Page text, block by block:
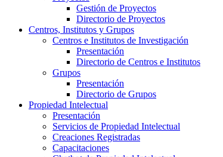
Gestión de Proyectos
Directorio de Proyectos
Centros, Institutos y Grupos
Centros e Institutos de Investigación
Presentación
Directorio de Centros e Institutos
Grupos
Presentación
Directorio de Grupos
Propiedad Intelectual
Presentación
Servicios de Propiedad Intelectual
Creaciones Registradas
Capacitaciones